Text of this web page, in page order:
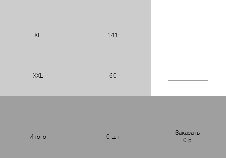
XL 141
XXL 60
Итого 0 шт
Заказать
0 р.